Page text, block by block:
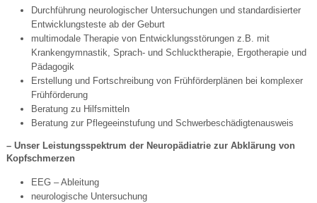
Durchführung neurologischer Untersuchungen und standardisierter
Entwicklungsteste ab der Geburt
multimodale Therapie von Entwicklungsstörungen z.B. mit
Krankengymnastik, Sprach- und Schlucktherapie, Ergotherapie und
Pädagogik
Erstellung und Fortschreibung von Frühförderplänen bei komplexer
Frühförderung
Beratung zu Hilfsmitteln
Beratung zur Pflegeeinstufung und Schwerbeschädigtenausweis
– Unser Leistungsspektrum der Neuro­pädiatrie zur Abklärung von
Kopfschmerzen
EEG – Ableitung
neurologische Untersuchung